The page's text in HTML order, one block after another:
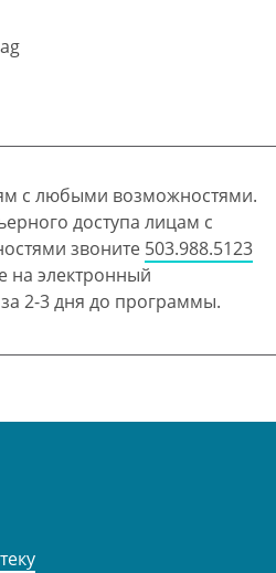
с любыми возможностями.
доступа лицам с
звоните 503.988.5123
на электронный
за 2-3 дня до программы.